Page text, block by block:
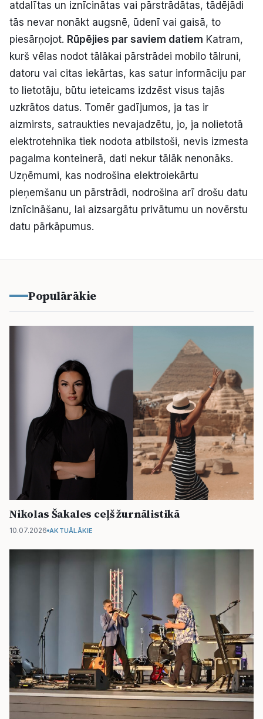
atdalītas un iznīcinātas vai pārstrādātas, tādējādi
tās nevar nonākt augsnē, ūdenī vai gaisā, to
piesārņojot. Rūpējies par saviem datiem Katram,
kurš vēlas nodot tālākai pārstrādei mobilo tālruni,
datoru vai citas iekārtas, kas satur informāciju par
to lietotāju, būtu ieteicams izdzēst visus tajās
uzkrātos datus. Tomēr gadījumos, ja tas ir
aizmirsts, satraukties nevajadzētu, jo, ja nolietotā
elektrotehnika tiek nodota atbilstoši, nevis izmesta
pagalma konteinerā, dati nekur tālāk nenonāks.
Uzņēmumi, kas nodrošina elektroiekārtu
pieņemšanu un pārstrādi, nodrošina arī drošu datu
iznīcināšanu, lai aizsargātu privātumu un novērstu
datu pārkāpumus.
Populārākie
Nikolas Šakales ceļš žurnālistikā
10.07.2026 AKTUĀLĀKIE